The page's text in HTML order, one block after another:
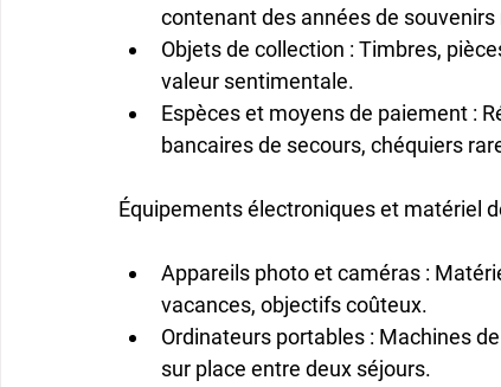
contenant des années de
Objets de collection : Timbres,
valeur sentimentale.
Espèces et moyens de paiement :
bancaires de secours, chéquiers
Équipements électroniques et matériel
Appareils photo et caméras :
vacances, objectifs coûteux.
Ordinateurs portables : Machines
sur place entre deux séjours.